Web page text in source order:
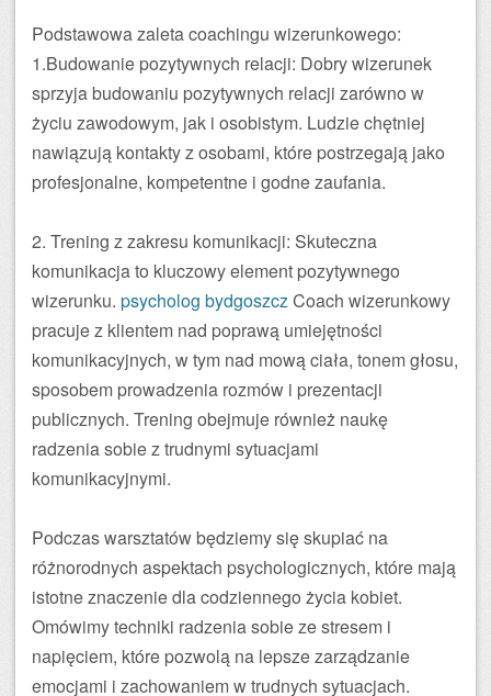
Podstawowa zaleta coachingu wizerunkowego:
1.Budowanie pozytywnych relacji: Dobry wizerunek
sprzyja budowaniu pozytywnych relacji zarówno w
życiu zawodowym, jak i osobistym. Ludzie chętniej
nawiązują kontakty z osobami, które postrzegają jako
profesjonalne, kompetentne i godne zaufania.
2. Trening z zakresu komunikacji: Skuteczna
komunikacja to kluczowy element pozytywnego
wizerunku. psycholog bydgoszczCoach wizerunkowy
pracuje z klientem nad poprawą umiejętności
komunikacyjnych, w tym nad mową ciała, tonem głosu,
sposobem prowadzenia rozmów i prezentacji
publicznych. Trening obejmuje również naukę
radzenia sobie z trudnymi sytuacjami
komunikacyjnymi.
Podczas warsztatów będziemy się skupiać na
różnorodnych aspektach psychologicznych, które mają
istotne znaczenie dla codziennego życia kobiet.
Omówimy techniki radzenia sobie ze stresem i
napięciem, które pozwolą na lepsze zarządzanie
emocjami i zachowaniem w trudnych sytuacjach.